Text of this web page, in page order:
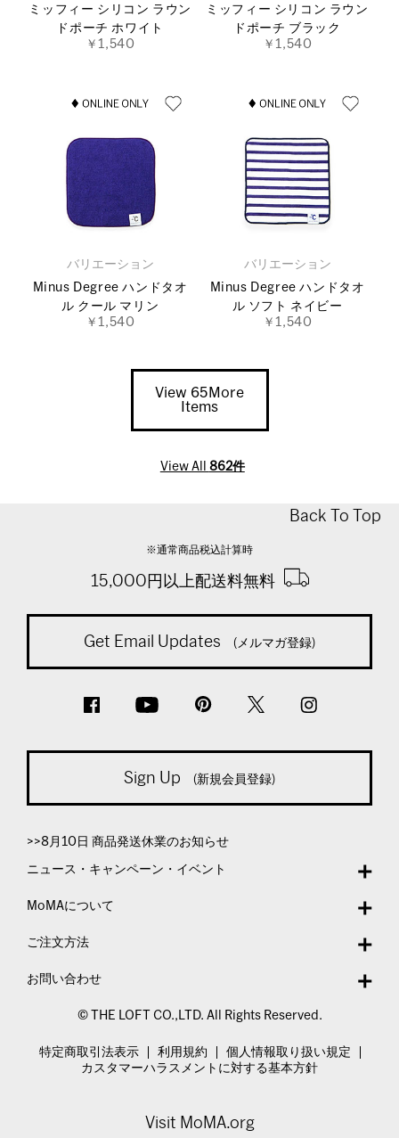
ミッフィー シリコン ラウン
ドポーチ ホワイト
￥1,540
ミッフィー シリコン ラウン
ドポーチ ブラック
￥1,540
バリエーション
Minus Degree ハンドタオ
ル クール マリン
￥1,540
バリエーション
Minus Degree ハンドタオ
ル ソフト ネイビー
￥1,540
View 65More
Items
View All 862件
Back To Top
※通常商品税込計算時
15,000円以上配送料無料
Get Email Updates (メルマガ登録)
Sign Up (新規会員登録)
>>8月10日 商品発送休業のお知らせ
ニュース・キャンペーン・イベント
MoMAについて
ご注文方法
お問い合わせ
© THE LOFT CO.,LTD. All Rights Reserved.
特定商取引法表示 利用規約
個人情報取り扱い規定
カスタマーハラスメントに対する基本方針
Visit MoMA.org